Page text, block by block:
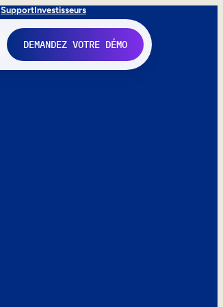
SupportInvestisseurs
DEMANDEZ VOTRE DÉMO